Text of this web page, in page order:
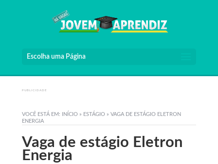
Escolha uma Página
PUBLICIDADE
VOCÊ ESTÁ EM: INÍCIO» ESTÁGIO» VAGA DE ESTÁGIO ELETRON
ENERGIA
Vaga de estágio Eletron
Energia